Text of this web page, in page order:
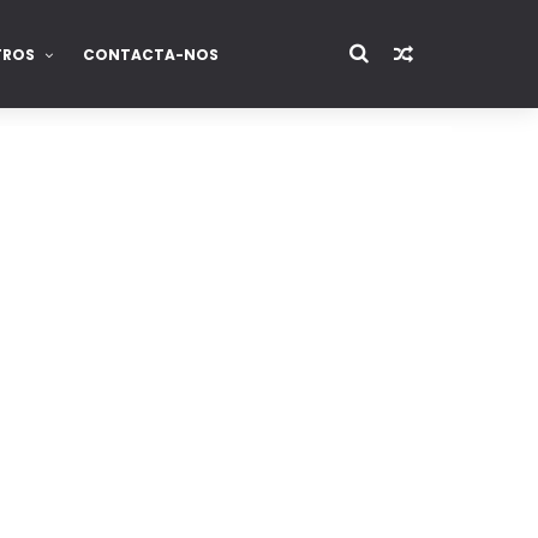
CONTACTA-NOS